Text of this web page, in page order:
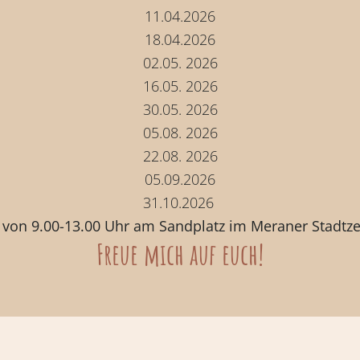
11.04.2026
18.04.2026
02.05. 2026
16.05. 2026
30.05. 2026
05.08. 2026
22.08. 2026
05.09.2026
31.10.2026
9.00-13.00 Uhr am Sandplatz im Meraner
Freue mich auf euch!